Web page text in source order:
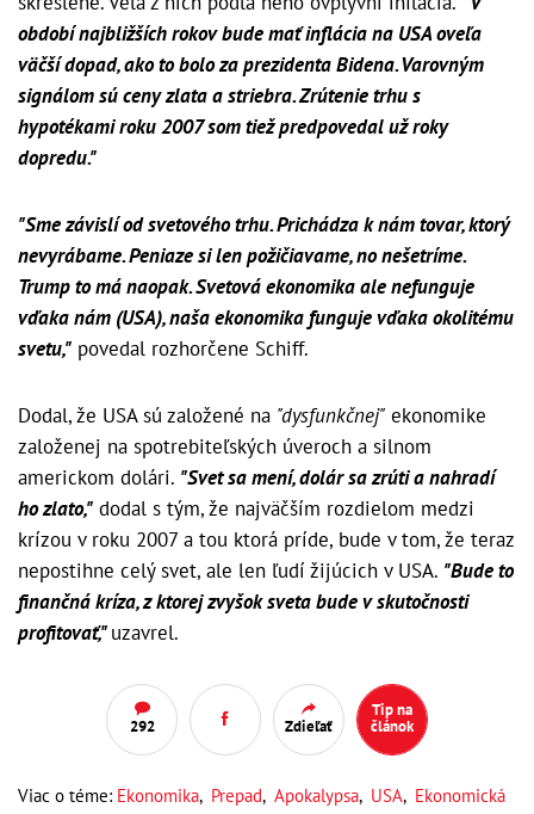
období najbližších rokov bude mať inflácia na USA oveľa
väčší dopad, ako to bolo za prezidenta Bidena. Varovným
signálom sú ceny zlata a striebra. Zrútenie trhu s
hypotékami roku 2007 som tiež predpovedal už roky
dopredu."
"Sme závislí od svetového trhu. Prichádza k nám tovar, ktorý
nevyrábame. Peniaze si len požičiavame, no nešetríme.
Trump to má naopak. Svetová ekonomika ale nefunguje
vďaka nám (USA), naša ekonomika funguje vďaka okolitému
svetu," povedal rozhorčene Schiff.
Dodal, že USA sú založené na "dysfunkčnej" ekonomike
založenej na spotrebiteľských úveroch a silnom
americkom dolári. "Svet sa mení, dolár sa zrúti a nahradí
ho zlato," dodal s tým, že najväčším rozdielom medzi
krízou v roku 2007 a tou ktorá príde, bude v tom, že teraz
nepostihne celý svet, ale len ľudí žijúcich v USA. "Bude to
finančná kríza, z ktorej zvyšok sveta bude v skutočnosti
profitovať,"uzavrel.
292 Zdieľať
Tip na
článok
Viac o téme: Ekonomika, Prepad, Apokalypsa, USA, Ekonomická